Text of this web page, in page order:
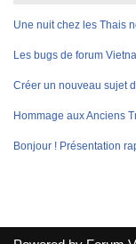
Une nuit chez les Thais
Les bugs de forum
Créer un nouveau sujet
Hommage aux Anciens
Bonjour ! Présentation